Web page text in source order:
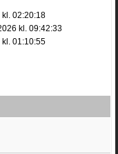
02:20:18
kl. 09:42:33
01:10:55